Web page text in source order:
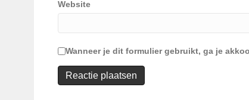
Website
Wanneer je dit formulier gebruikt, ga je